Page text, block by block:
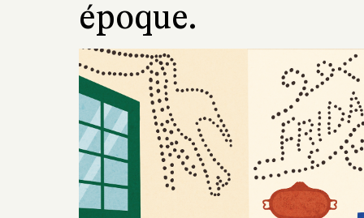
époque.